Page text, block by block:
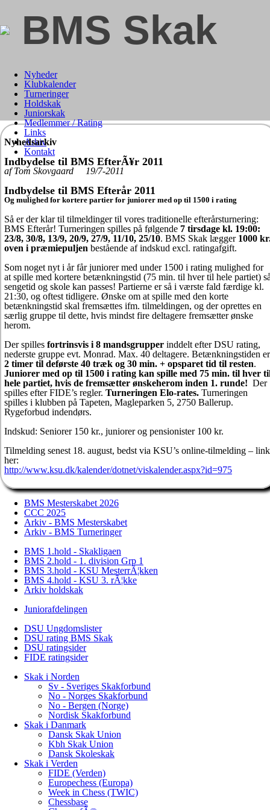
BMS Skak
Nyheder
Klubkalender
Turneringer
Holdskak
Juniorskak
Medlemmer / Rating
Links
Arkiv
Kontakt
Nyhedsarkiv
Indbydelse til BMS EfterÃ¥r 2011
af Tom Skovgaard 19/7-2011
Indbydelse til BMS Efterår 2011
Og mulighed for kortere partier for juniorer med op til 1500 i rating
Så er der klar til tilmeldinger til vores traditionelle efterårsturnering:
BMS Efterår! Turneringen spilles på følgende 7 tirsdage kl. 19:00:
23/8, 30/8, 13/9, 20/9, 27/9, 11/10, 25/10. BMS Skak lægger 1000
oven i præmiepuljen bestående af indskud excl. ratingafgift.
Som noget nyt i år får juniorer med under 1500 i rating mulighed for
at spille med kortere betænkningstid (75 min. til hver til hele partiet)
sengetid og skole kan passes! Partierne er så i værste fald færdige kl.
21:30, og oftest tidligere. Ønske om at spille med den korte
betænkningstid skal fremsættes ifm. tilmeldingen, og der oprettes en
særlig gruppe til dette, hvis mindst fire deltagere fremsætter ønske
herom.
Der spilles fortrinsvis i 8 mandsgrupper inddelt efter DSU rating,
nederste gruppe evt. Monrad. Max. 40 deltagere. Betænkningstiden er
2 timer til deførste 40 træk og 30 min. + opsparet tid til resten.
Juniorer med op til 1500 i rating kan spille med 75 min. til hver
hele partiet, hvis de fremsætter ønskeherom inden 1. runde! Der
spilles efter FIDE’s regler. Turneringen Elo-rates. Turneringen
spilles i klubben på Tapeten, Magleparken 5, 2750 Ballerup.
Rygeforbud indendørs.
Indskud: Seniorer 150 kr., juniorer og pensionister 100 kr.
Tilmelding senest 18. august, bedst via KSU’s online-tilmelding – link
her:
http://www.ksu.dk/kalender/dotnet/viskalender.aspx?id=975
BMS Mesterskabet 2026
CCC 2025
Arkiv - BMS Mesterskabet
Arkiv - BMS Turneringer
BMS 1.hold - Skakligaen
BMS 2.hold - 1. division Grp 1
BMS 3.hold - KSU MesterrÃ¦kken
BMS 4.hold - KSU 3. rÃ¦kke
Arkiv holdskak
Juniorafdelingen
DSU Ungdomslister
DSU rating BMS Skak
DSU ratingsider
FIDE ratingsider
Skak i Norden
Sv - Sveriges Skakforbund
No - Norges Skakforbund
No - Bergen (Norge)
Nordisk Skakforbund
Skak i Danmark
Dansk Skak Union
Kbh Skak Union
Dansk Skoleskak
Skak i Verden
FIDE (Verden)
Europechess (Europa)
Week in Chess (TWIC)
Chessbase